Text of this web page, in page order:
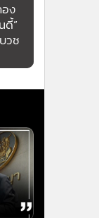
อง
ดี้”
วช